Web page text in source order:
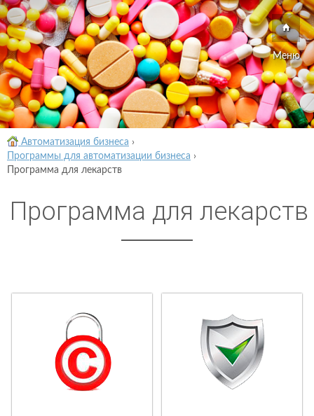
Меню
Автоматизация бизнеса ›
Программы для автоматизации бизнеса ›
Программа для лекарств
Программа для лекарств